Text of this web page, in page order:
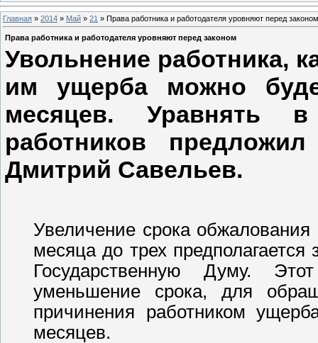
Главная » 2014 » Май » 21 » Права работника и работодателя уровняют перед законом
Права работника и работодателя уровняют перед законом
Увольнение работника,
им ущерба можно
месяцев. Уравнять
работников
Дмитрий Савельев.
Увеличение срока обжалования
месяца до трех предполагается
Государственную Думу.
уменьшение срока, для
причинения работником
месяцев.